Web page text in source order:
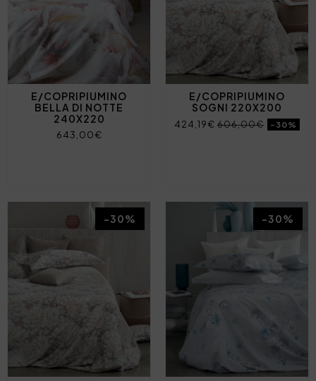
E/COPRIPIUMINO
BELLA DI NOTTE
240X220
643,00€
E/COPRIPIUMINO
SOGNI 220X200
424,19€ 606,00€ -30%
-30% -30%